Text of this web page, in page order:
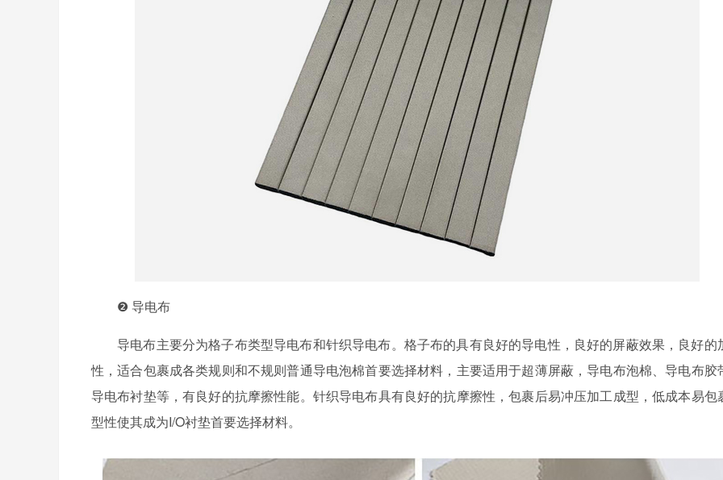
❷ 导电布
导电布主要分为格子布类型导电布和针织导电布。格子布的具有良好的导电性，良好的屏蔽效果，良好的
性，适合包裹成各类规则和不规则普通导电泡棉首要选择材料，主要适用于超薄屏蔽，导电布泡棉、导电布胶
导电布衬垫等，有良好的抗摩擦性能。针织导电布具有良好的抗摩擦性，包裹后易冲压加工成型，低成本易包
型性使其成为I/O衬垫首要选择材料。